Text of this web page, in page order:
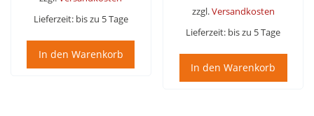
Lieferzeit: bis zu 5 Tage
In den Warenkorb
zzgl.Versandkosten
Lieferzeit: bis zu 5 Tage
In den Warenkorb